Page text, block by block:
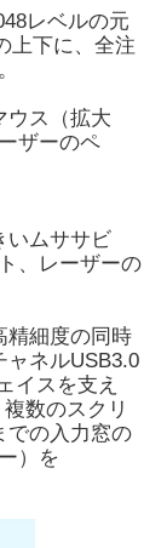
レベルの元
上下に、全注
ウス（拡大
ザーのペ
いムササビ
、レーザーの
精細度の同時
ャネルUSB3.0
イスを支え
数のスクリ
での入力窓の
）を